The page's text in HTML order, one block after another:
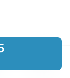
,80 €96,80